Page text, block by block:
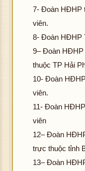
7- Đoàn HĐHP
viên.
8- Đoàn HĐHP
9– Đoàn HĐHP
thuộc TP Hải
10- Đoàn
viên.
11- Đoàn
viên
12– Đoàn
trực thuộc tỉnh
13– Đoàn